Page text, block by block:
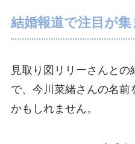
結婚報道で注目が
見取り図リリーさんとの
で、今川菜緒さんの名前
かもしれません。